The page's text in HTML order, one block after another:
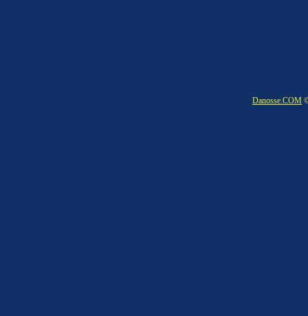
Danosse.COM